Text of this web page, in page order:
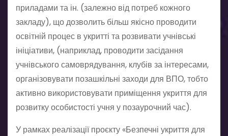
приладами та ін. (залежно від потреб кожного
закладу), що дозволить більш якісно проводити
освітній процес в укритті та розвивати учнівські
ініціативи, (наприклад, проводити засідання
учнівського самоврядування, клубів за інтересами,
організовувати позашкільні заходи для ВПО, тобто
активно використовувати приміщення укриття для
розвитку особистості учня у позаурочний час).
У рамках реалізації проєкту «Безпечні укриття для